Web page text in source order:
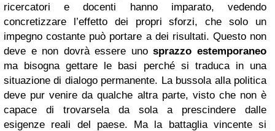
ricercatori e docenti hanno imparato, vedendo
concretizzare l’effetto dei propri sforzi, che solo un
impegno costante può portare a dei risultati. Questo non
deve e non dovrà essere unosprazzo estemporaneo
ma bisogna gettare le basi perché si traduca in una
situazione di dialogo permanente. La bussola alla politica
deve pur venire da qualche altra parte, visto che non è
capace di trovarsela da sola a prescindere dalle
esigenze reali del paese. Ma la battaglia vincente si